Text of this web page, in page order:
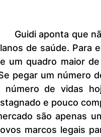
de saúde. Para
um quadro maior
pegar um número
número de vidas
e pouco
são apenas
marcos legais